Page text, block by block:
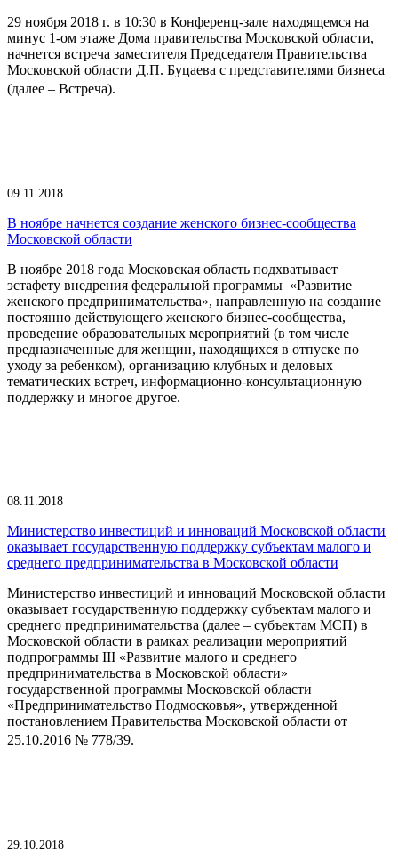
29 ноября 2018 г. в 10:30 в Конференц-зале находящемся на
минус 1-ом этаже Дома правительства Московской области,
начнется встреча заместителя Председателя Правительства
Московской области Д.П. Буцаева с представителями бизнеса
(далее – Встреча).
09.11.2018
В ноябре начнется создание женского бизнес-сообщества
Московской области
В ноябре 2018 года Московская область подхватывает
эстафету внедрения федеральной программы «Развитие
женского предпринимательства», направленную на создание
постоянно действующего женского бизнес-сообщества,
проведение образовательных мероприятий (в том числе
предназначенные для женщин, находящихся в отпуске по
уходу за ребенком), организацию клубных и деловых
тематических встреч, информационно-консультационную
поддержку и многое другое.
08.11.2018
Министерство инвестиций и инноваций Московской области
оказывает государственную поддержку субъектам малого и
среднего предпринимательства в Московской области
Министерство инвестиций и инноваций Московской области
оказывает государственную поддержку субъектам малого и
среднего предпринимательства (далее – субъектам МСП) в
Московской области в рамках реализации мероприятий
подпрограммы III «Развитие малого и среднего
предпринимательства в Московской области»
государственной программы Московской области
«Предпринимательство Подмосковья», утвержденной
постановлением Правительства Московской области от
25.10.2016 № 778/39.
29.10.2018